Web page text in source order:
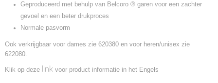
Geproduceerd met behulp van Belcoro ® garen voor een zachter
gevoel en een beter drukproces
Normale pasvorm
Ook verkrijgbaar voor dames zie 620380 en voor heren/unisex zie
622080.
Klik op deze link voor product informatie in het Engels